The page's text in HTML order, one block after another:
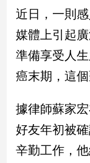
政
治
政
治
焦
品
點
民
調
近日，一則
媒體上引起
準備享受人
癌末期，這
據律師蘇家
好友年初被
辛勤工作，